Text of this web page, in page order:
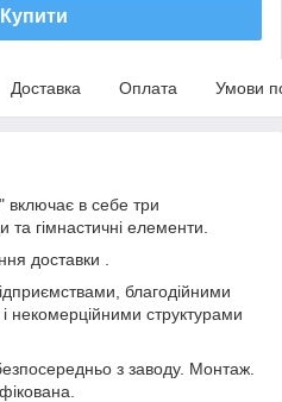
Купити
Доставка Оплата Умови
включає в себе три
та гімнастичні елементи.
доставки .
благодійними
некомерційними структурами
з заводу. Монтаж.